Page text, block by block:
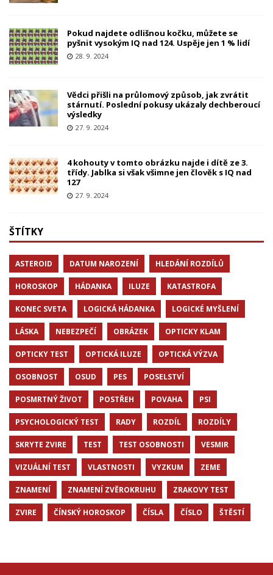
Pokud najdete odlišnou kočku, můžete se
pyšnit vysokým IQ nad 124. Uspěje jen 1 % lidí
28. 9. 2024
Vědci přišli na průlomový způsob, jak zvrátit
stárnutí. Poslední pokusy ukázaly dechberoucí
výsledky
27. 9. 2024
4 kohouty v tomto obrázku najde i dítě ze 3.
třídy. Jablka si však všimne jen člověk s IQ nad
127
27. 9. 2024
ŠTÍTKY
ASTEROID DATUM NAROZENÍ HLEDÁNÍ ROZDÍLŮ
HOROSKOP HÁDANKA ILUZE KATASTROFA
KONEC SVETA LOGICKÁ HÁDANKA LOGICKÉ MYŠLENÍ
LÁSKA NEBEZPEČÍ OBRÁZEK OPTICKY KLAM
OPTICKY TEST OPTICKÁ ILUZE OPTICKÁ VÝZVA
OSOBNOST OSUD PES POSELSTVÍ
POSMRTNÝ ŽIVOT POSTŘEH POVAHA PSI
PSYCHOLOGICKÝ TEST RADY ROZDÍL ROZDÍLY
SKRYTE ZVIRE TEST TEST OSOBNOSTI VESMIR
VIZUÁLNÍ TEST VLASTNOSTI VYZKUM ZEME
ZNAMENÍ ZNAMENÍ ZVĚROKRUHU ZRAKOVY TEST
ZVIRE ČÍNSKÝ HOROSKOP ČÍSLA ČÍSLO ŠTĚSTÍ